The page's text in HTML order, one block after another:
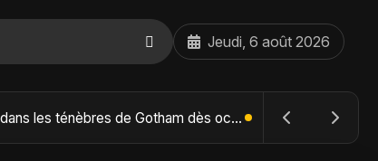
Jeudi, 6 août 2026
The Batman : Part II – Robert Pattinson replonge dans les ténèbres de Gotham dès octobre 2027